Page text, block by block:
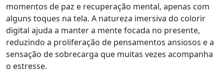
momentos de paz e recuperação mental, apenas com
alguns toques na tela. A natureza imersiva do colorir
digital ajuda a manter a mente focada no presente,
reduzindo a proliferação de pensamentos ansiosos e a
sensação de sobrecarga que muitas vezes acompanha
o estresse.